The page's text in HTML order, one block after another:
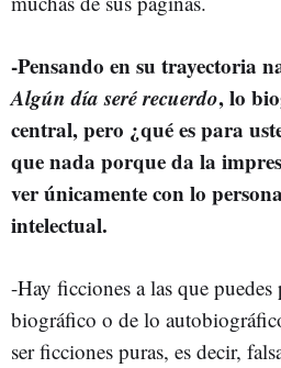
-Pensando en su trayectoria
Algún día seré recuerdo, lo
central, pero ¿qué es para
que nada porque da la
ver únicamente con lo
intelectual.
-Hay ficciones a las que
biográfico o de lo
ser ficciones puras, es decir,